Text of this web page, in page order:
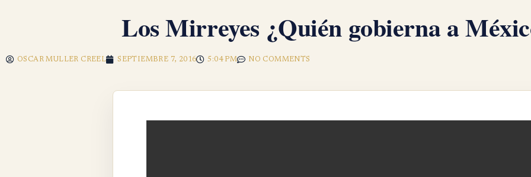
Los Mirreyes ¿Quién gobierna a
OSCAR MULLER CREEL SEPTIEMBRE 7, 2016 5:04 PM NO COMMENTS